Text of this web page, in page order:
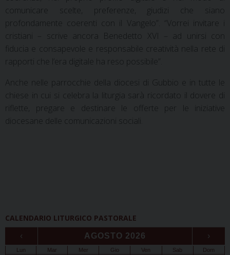
comunicare scelte, preferenze, giudizi che siano
profondamente coerenti con il Vangelo”. “Vorrei invitare i
cristiani – scrive ancora Benedetto XVI – ad unirsi con
fiducia e consapevole e responsabile creatività nella rete di
rapporti che l’era digitale ha reso possibile”.
Anche nelle parrocchie della diocesi di Gubbio e in tutte le
chiese in cui si celebra la liturgia sarà ricordato il dovere di
riflette, pregare e destinare le offerte per le iniziative
diocesane delle comunicazioni sociali.
CALENDARIO LITURGICO PASTORALE
‹ AGOSTO 2026 ›
Lun Mar Mer Gio Ven Sab Dom